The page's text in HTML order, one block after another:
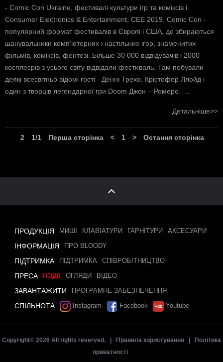
- Comic Con Ukraine, фестивалі культури ігр та коміксів і
Consumer Electronics & Entertainment, CEE 2019. Comic Con -
популярний формат фестивалів в Європі і США, де збираються
шанувальники комп'ютерних і настільних ігор, знаменитих
фільмів, коміксів, фентезі. Більше 30 000 відвідувачів і 2000
косплеєрів з усього світу відвідали фестиваль. Там побували
деякі всесвітньо відомі гості - Денні Трехо, Крістофер Ллойд і
один з творців легендарної гри Doom Джон – Ромеро. …
Детальніше>>
2 1/1 Перша сторінка < 1 > Остання сторінка
ПРОДУКЦІЯ МИШІ КЛАВІАТУРИ ГАРНІТУРИ АКСЕСУАРИ
ІНФОРМАЦІЯ ПРО BLOODY
ПІДТРИМКА ПІДТРИМКА СПІВРОБІТНИЦТВО
ПРЕСА ПОДІЇ ОГЛЯДИ ВІДЕО
ЗАВАНТАЖИТИ ПРОГРАМНЕ ЗАБЕЗПЕЧЕННЯ
СПІЛЬНОТА Instagram Facebook Youtube
Copyright© 2026 All rights reserved. | Правила користування
Політика
приватності